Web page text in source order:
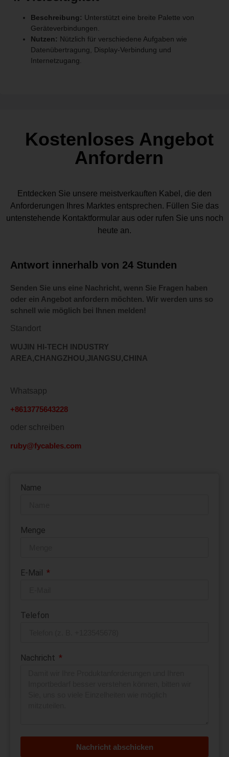
Beschreibung: Unterstützt eine breite Palette von
Geräteverbindungen.
Nutzen: Nützlich für verschiedene Aufgaben wie
Datenübertragung, Display-Verbindung und
Internetzugang.
Kostenloses Angebot
Anfordern
Entdecken Sie unsere meistverkauften Kabel, die den
Anforderungen Ihres Marktes entsprechen. Füllen Sie das
untenstehende Kontaktformular aus oder rufen Sie uns noch
heute an.
Antwort innerhalb von 24 Stunden
Senden Sie uns eine Nachricht, wenn Sie Fragen haben
oder ein Angebot anfordern möchten. Wir werden uns so
schnell wie möglich bei Ihnen melden!
Standort
WUJIN HI-TECH INDUSTRY
AREA,CHANGZHOU,JIANGSU,CHINA
Whatsapp
+8613775643228
oder schreiben
ruby@fycables.com
Name
Menge
E-Mail
Telefon
Nachricht
Nachricht abschicken